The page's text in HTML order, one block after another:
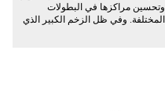
وتحسين مراكزها في البطولات
المختلفة. وفي ظل الزخم الكبير الذي